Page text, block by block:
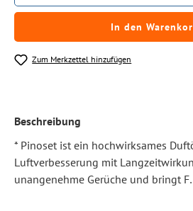
In den
Zum Merkzettel hinzufügen
Beschreibung
* Pinoset ist ein hochwirksames
Luftverbesserung mit
unangenehme Gerüche und bringt